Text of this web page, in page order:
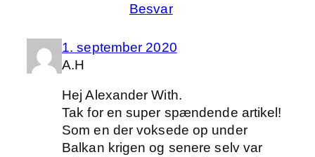
Besvar
1. september 2020
A.H
Hej Alexander With.
Tak for en super spændende artikel!
Som en der voksede op under
Balkan krigen og senere selv var